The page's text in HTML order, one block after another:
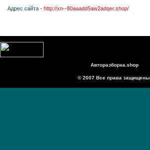
Адрес сайта - http://xn--80aaadd5aw2adqer.shop/
Авторазборка.shop
© 2007 Все права защищены.